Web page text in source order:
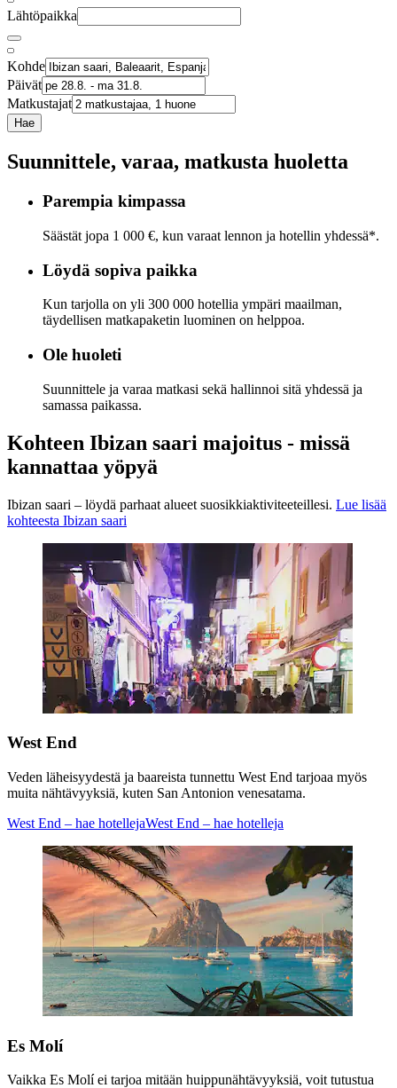
Lähtöpaikka
Kohde
Päivät
Matkustajat
Hae
Suunnittele, varaa, matkusta huoletta
Parempia kimpassa
Säästät jopa 1 000 €, kun varaat lennon ja hotellin yhdessä*.
Löydä sopiva paikka
Kun tarjolla on yli 300 000 hotellia ympäri maailman,
täydellisen matkapaketin luominen on helppoa.
Ole huoleti
Suunnittele ja varaa matkasi sekä hallinnoi sitä yhdessä ja
samassa paikassa.
Kohteen Ibizan saari majoitus - missä
kannattaa yöpyä
Ibizan saari – löydä parhaat alueet suosikkiaktiviteeteillesi. Lue lisää
kohteesta Ibizan saari
West End
Veden läheisyydestä ja baareista tunnettu West End tarjoaa myös
muita nähtävyyksiä, kuten San Antonion venesatama.
West End – hae hotellejaWest End – hae hotelleja
Es Molí
Vaikka Es Molí ei tarjoa mitään huippunähtävyyksiä, voit tutustua